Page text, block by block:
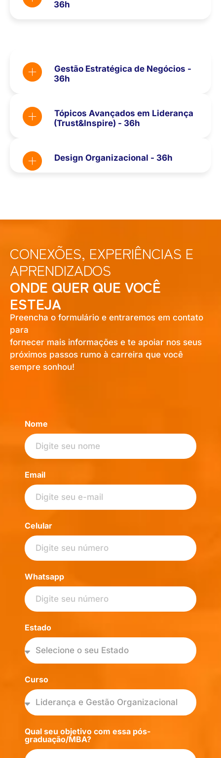
36h
Gestão Estratégica de Negócios -
36h
Tópicos Avançados em Liderança
(Trust&Inspire) - 36h
Design Organizacional - 36h
CONEXÕES, EXPERIÊNCIAS E
APRENDIZADOS
ONDE QUER QUE VOCÊ
ESTEJA
Preencha o formulário e entraremos em contato
para
fornecer mais informações e te apoiar nos seus
próximos passos rumo à carreira que você
sempre sonhou!
Nome
Email
Celular
Whatsapp
Estado
Curso
Qual seu objetivo com essa pós-
graduação/MBA?